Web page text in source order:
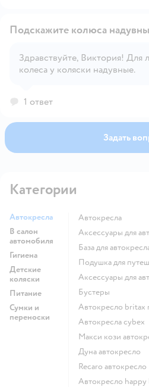
Подскажите колюса
Здравствуйте, Виктория! Для
колеса у коляски надувные.
1 ответ
Задать
Категории
Автокресла
В салон
автомобиля
Гигиена
Детские
коляски
Питание
Сумки и
переноски
Автокресла
Аксессуары для
База для
Подушка для
Аксессуары для
Бустеры
Автокресло britax
Автокресла cybex
Макси кози
Дуна автокресло
Recaro автокресло
Автокресло